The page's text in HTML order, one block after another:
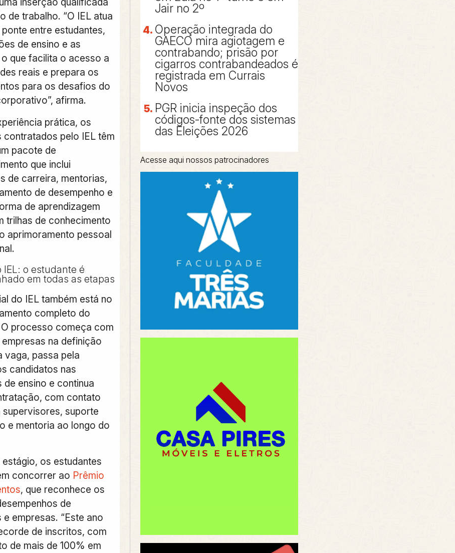
de trabalho. “O IEL atua
entre estudantes,
de ensino e as
que facilita o acesso a
reais e prepara os
para os desafios do
afirma.
prática, os
contratados pelo IEL têm
pacote de
que inclui
de carreira, mentorias,
de desempenho e
de aprendizagem
trilhas de conhecimento
aprimoramento pessoal
IEL: o estudante é
em todas as etapas
do IEL também está no
completo do
processo começa com
na definição
vaga, passa pela
candidatos nas
de ensino e continua
com contato
suporte
e mentoria ao longo do
os estudantes
concorrer ao Prêmio
, que reconhece os
de
empresas. “Este ano
de inscritos, com
de mais de 100% em
Jair no 2º
Operação integrada do
GAECO mira agiotagem e
contrabando; prisão por
cigarros contrabandeados é
registrada em Currais
Novos
PGR inicia inspeção dos
códigos-fonte dos sistemas
das Eleições 2026
Acesse aqui nossos patrocinadores